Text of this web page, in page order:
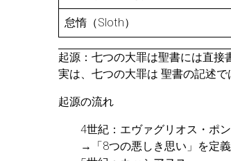
怠惰（Sloth）
起源：七つの大罪は聖書には直接
実は、七つの大罪は 聖書の記述で
起源の流れ
4世紀：エヴァグリオス・ポ
→「8つの悪しき思い」を定